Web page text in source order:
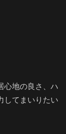
心地の良さ、ハ
してまいりたい